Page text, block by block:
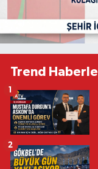
Trend
1
2